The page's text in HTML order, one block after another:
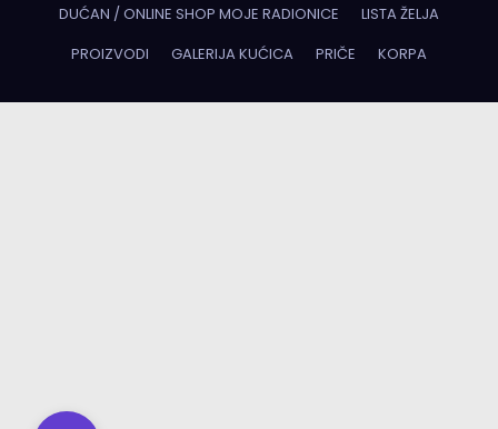
DUĆAN / ONLINE SHOP MOJE RADIONICE
LISTA ŽELJA
PROIZVODI
GALERIJA KUĆICA PRIČE KORPA